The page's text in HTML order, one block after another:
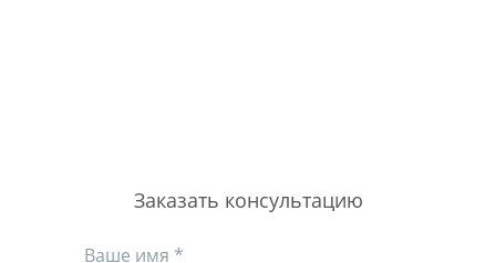
Заказать консультацию